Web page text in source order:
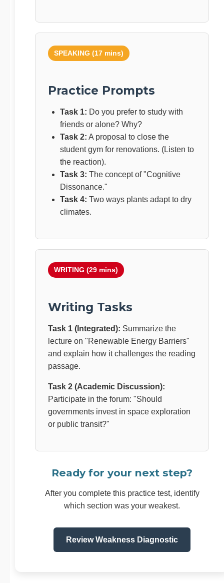
SPEAKING (17 mins)
Practice Prompts
Task 1: Do you prefer to study with
friends or alone? Why?
Task 2: A proposal to close the
student gym for renovations. (Listen to
the reaction).
Task 3: The concept of "Cognitive
Dissonance."
Task 4: Two ways plants adapt to dry
climates.
WRITING (29 mins)
Writing Tasks
Task 1 (Integrated): Summarize the
lecture on "Renewable Energy Barriers"
and explain how it challenges the reading
passage.
Task 2 (Academic Discussion):
Participate in the forum: "Should
governments invest in space exploration
or public transit?"
Ready for your next step?
After you complete this practice test, identify
which section was your weakest.
Review Weakness Diagnostic